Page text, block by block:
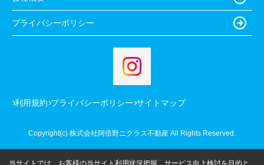
プライバシーポリシー
利用規約 プライバシーポリシー サイトマップ
Copyright(c) 株式会社阿倍野ニクラス不動産 All Rights Reserved.
当サイトでは、お客様の当サイト利用状況把握、サービス向上検討を目的と